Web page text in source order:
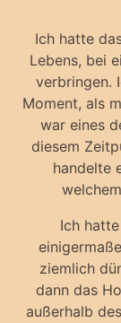
Ich hatte
Lebens, bei
verbringen.
Moment, als
war eines
diesem
handelte
Ich
ziemlich
dann das
außerhalb